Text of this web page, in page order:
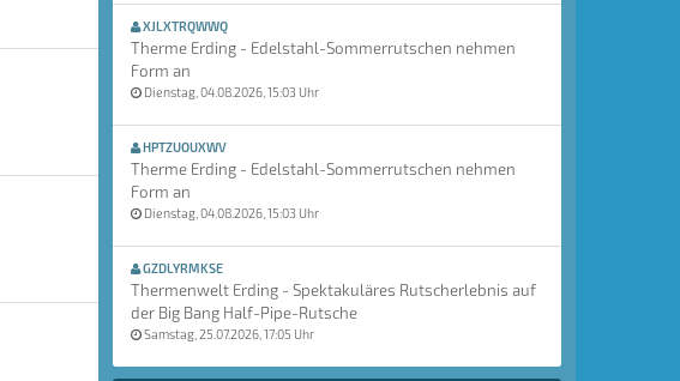
XJLXTRQWWQ
Therme Erding - Edelstahl-Sommerrutschen nehmen
Form an
Dienstag, 04.08.2026, 15:03 Uhr
HPTZUOUXWV
Therme Erding - Edelstahl-Sommerrutschen nehmen
Form an
Dienstag, 04.08.2026, 15:03 Uhr
GZDLYRMKSE
Thermenwelt Erding - Spektakuläres Rutscherlebnis auf
der Big Bang Half-Pipe-Rutsche
Samstag, 25.07.2026, 17:05 Uhr